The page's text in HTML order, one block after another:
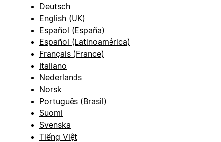
Deutsch
English (UK)
Español (España)
Español (Latinoamérica)
Français (France)
Italiano
Nederlands
Norsk
Português (Brasil)
Suomi
Svenska
Tiếng Việt